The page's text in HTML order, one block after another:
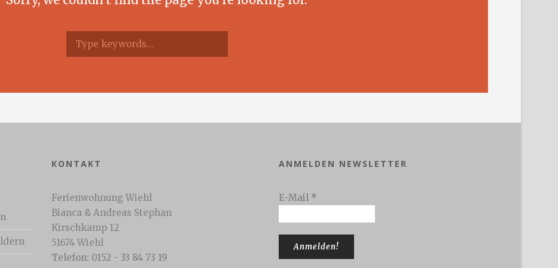
KONTAKT
Ferienwohnung Wiehl
Bianca & Andreas Stephan
Kirschkamp 12
51674 Wiehl
Telefon: 0152 - 33 84 73 19
ANMELDEN NEWSLETTER
E-Mail *